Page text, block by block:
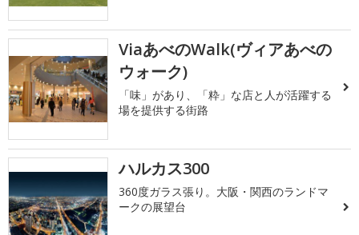
ViaあべのWalk(ヴィアあべの
ウォーク)
「味」があり、「粋」な店と人が活躍する
場を提供する街路
ハルカス300
360度ガラス張り。大阪・関西のランドマ
ークの展望台